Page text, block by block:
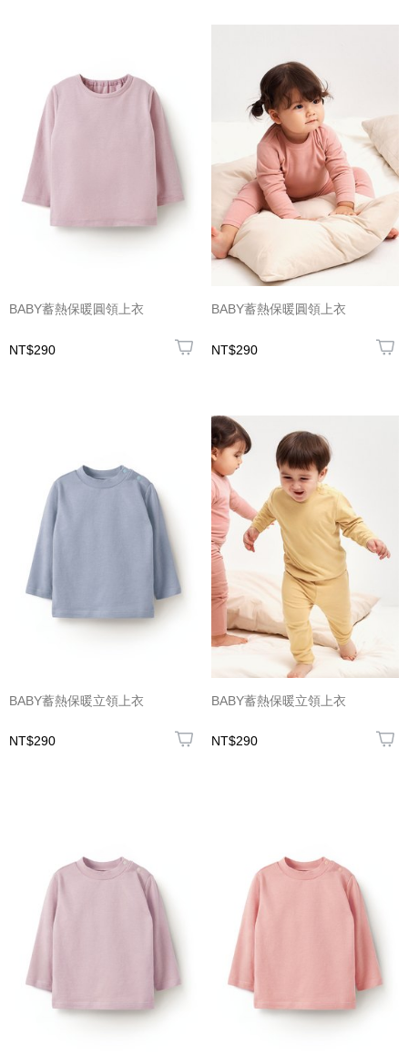
BABY蓄熱保暖圓領上衣
NT$290
BABY蓄熱保暖圓領上衣
NT$290
BABY蓄熱保暖立領上衣
NT$290
BABY蓄熱保暖立領上衣
NT$290